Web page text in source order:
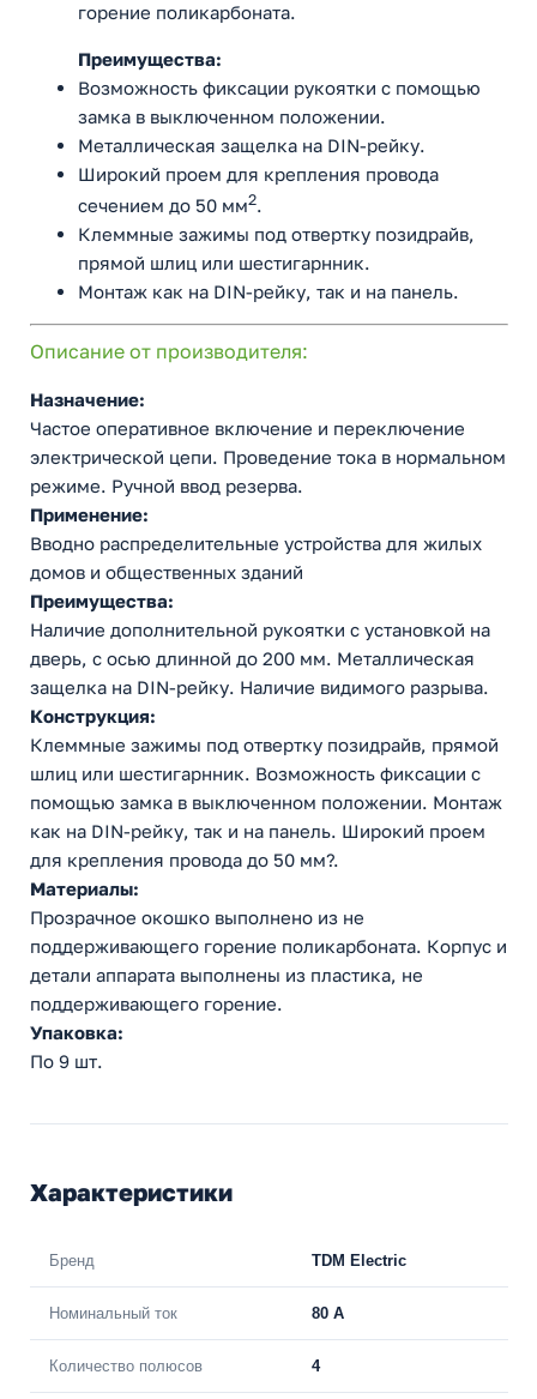
горение поликарбоната.
Преимущества:
Возможность фиксации рукоятки с помощью
замка в выключенном положении.
Металлическая защелка на DIN-рейку.
Широкий проем для крепления провода
сечением до 50 мм2.
Клеммные зажимы под отвертку позидрайв,
прямой шлиц или шестигарнник.
Монтаж как на DIN-рейку, так и на панель.
Описание от производителя:
Назначение:
Частое оперативное включение и переключение
электрической цепи. Проведение тока в нормальном
режиме. Ручной ввод резерва.
Применение:
Вводно распределительные устройства для жилых
домов и общественных зданий
Преимущества:
Наличие дополнительной рукоятки с установкой на
дверь, с осью длинной до 200 мм. Металлическая
защелка на DIN-рейку. Наличие видимого разрыва.
Конструкция:
Клеммные зажимы под отвертку позидрайв, прямой
шлиц или шестигарнник. Возможность фиксации с
помощью замка в выключенном положении. Монтаж
как на DIN-рейку, так и на панель. Широкий проем
для крепления провода до 50 мм?.
Материалы:
Прозрачное окошко выполнено из не
поддерживающего горение поликарбоната. Корпус и
детали аппарата выполнены из пластика, не
поддерживающего горение.
Упаковка:
По 9 шт.
Характеристики
Бренд TDM Electric
Номинальный ток 80 A
Количество полюсов 4